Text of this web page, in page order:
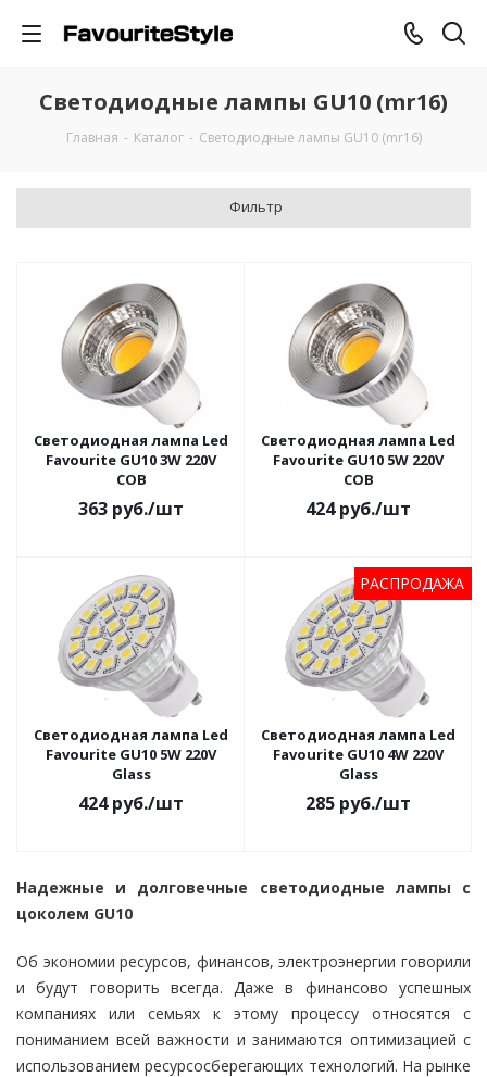
Светодиодные лампы GU10 (mr16)
Главная - Каталог - Светодиодные лампы GU10 (mr16)
Фильтр
Светодиодная лампа Led
Favourite GU10 3W 220V
COB
363 руб./шт
Светодиодная лампа Led
Favourite GU10 5W 220V
COB
424руб./шт
Светодиодная лампа Led
Favourite GU10 5W 220V
Glass
424руб./шт
РАСПРОДАЖА
Светодиодная лампа Led
Favourite GU10 4W 220V
Glass
285 руб./шт
Надежные и долговечные светодиодные лампы с
цоколем GU10
Об экономии ресурсов, финансов, электроэнергии говорили
и будут говорить всегда. Даже в финансово успешных
компаниях или семьях к этому процессу относятся с
пониманием всей важности и занимаются оптимизацией с
использованием ресурсосберегающих технологий. На рынке